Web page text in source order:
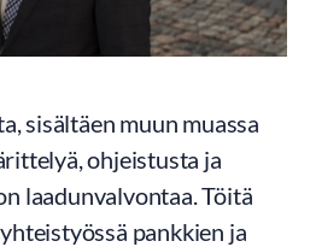
sisältäen muun muassa
ohjeistusta ja
laadunvalvontaa. Töitä
pankkien ja